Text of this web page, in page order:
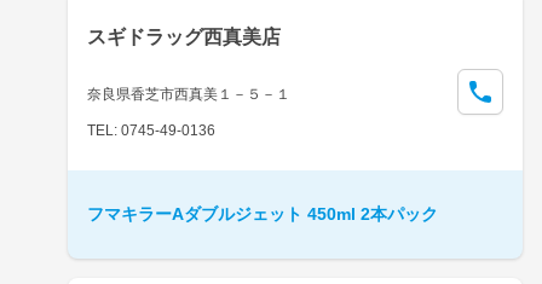
スギドラッグ西真美店
奈良県香芝市西真美１－５－１
TEL: 0745-49-0136
フマキラーAダブルジェット 450ml 2本パック